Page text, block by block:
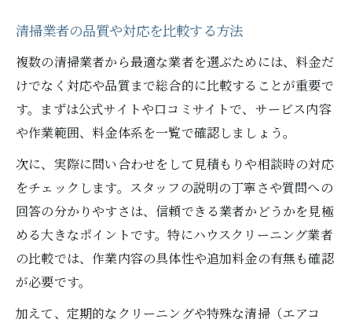
清掃業者の品質や対応を比較する方法
複数の清掃業者から最適な業者を選ぶためには、料金だ
けでなく対応や品質まで総合的に比較することが重要で
す。まずは公式サイトや口コミサイトで、サービス内容
や作業範囲、料金体系を一覧で確認しましょう。
次に、実際に問い合わせをして見積もりや相談時の対応
をチェックします。スタッフの説明の丁寧さや質問への
回答の分かりやすさは、信頼できる業者かどうかを見極
める大きなポイントです。特にハウスクリーニング業者
の比較では、作業内容の具体性や追加料金の有無も確認
が必要です。
加えて、定期的なクリーニングや特殊な清掃（エアコ